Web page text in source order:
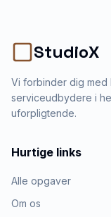
StudioX
Vi forbinder dig
serviceudbydere i
uforpligtende.
Hurtige links
Alle opgaver
Om os